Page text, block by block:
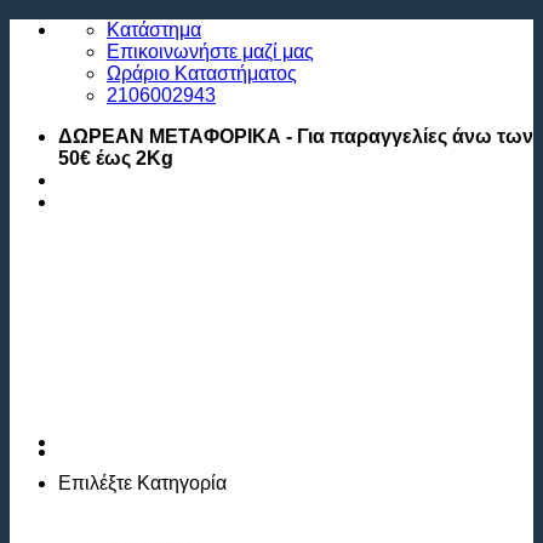
Μετάβαση
περιεχόμενο
Κατάστημα
Επικοινωνήστε μαζί μας
Ωράριο Καταστήματος
2106002943
ΔΩΡΕΑΝ ΜΕΤΑΦΟΡΙΚΑ - Για παραγγελίες άνω των
50€ έως 2Kg
Επιλέξτε Κατηγορία